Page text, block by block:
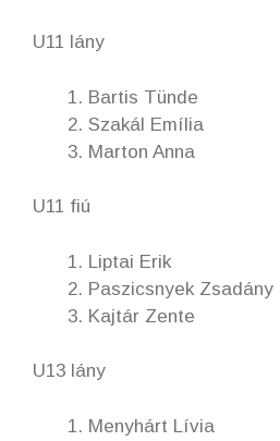
U11 lány
Bartis Tünde
Szakál Emília
Marton Anna
U11 fiú
Liptai Erik
Paszicsnyek Zsadány
Kajtár Zente
U13 lány
Menyhárt Lívia